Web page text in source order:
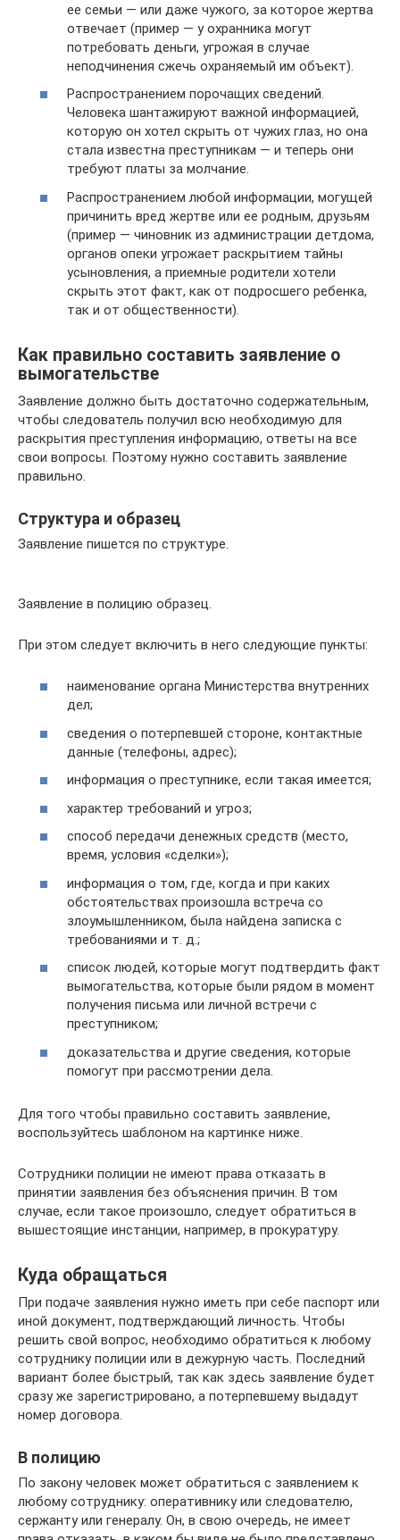
ее семьи — или даже чужого, за которое жертва
отвечает (пример — у охранника могут
потребовать деньги, угрожая в случае
неподчинения сжечь охраняемый им объект).
Распространением порочащих сведений.
Человека шантажируют важной информацией,
которую он хотел скрыть от чужих глаз, но она
стала известна преступникам — и теперь они
требуют платы за молчание.
Распространением любой информации, могущей
причинить вред жертве или ее родным, друзьям
(пример — чиновник из администрации детдома,
органов опеки угрожает раскрытием тайны
усыновления, а приемные родители хотели
скрыть этот факт, как от подросшего ребенка,
так и от общественности).
Как правильно составить заявление о
вымогательстве
Заявление должно быть достаточно содержательным,
чтобы следователь получил всю необходимую для
раскрытия преступления информацию, ответы на все
свои вопросы. Поэтому нужно составить заявление
правильно.
Структура и образец
Заявление пишется по структуре.
Заявление в полицию образец.
При этом следует включить в него следующие пункты:
наименование органа Министерства внутренних
дел;
сведения о потерпевшей стороне, контактные
данные (телефоны, адрес);
информация о преступнике, если такая имеется;
характер требований и угроз;
способ передачи денежных средств (место,
время, условия «сделки»);
информация о том, где, когда и при каких
обстоятельствах произошла встреча со
злоумышленником, была найдена записка с
требованиями и т. д.;
список людей, которые могут подтвердить факт
вымогательства, которые были рядом в момент
получения письма или личной встречи с
преступником;
доказательства и другие сведения, которые
помогут при рассмотрении дела.
Для того чтобы правильно составить заявление,
воспользуйтесь шаблоном на картинке ниже.
Сотрудники полиции не имеют права отказать в
принятии заявления без объяснения причин. В том
случае, если такое произошло, следует обратиться в
вышестоящие инстанции, например, в прокуратуру.
Куда обращаться
При подаче заявления нужно иметь при себе паспорт или
иной документ, подтверждающий личность. Чтобы
решить свой вопрос, необходимо обратиться к любому
сотруднику полиции или в дежурную часть. Последний
вариант более быстрый, так как здесь заявление будет
сразу же зарегистрировано, а потерпевшему выдадут
номер договора.
В полицию
По закону человек может обратиться с заявлением к
любому сотруднику: оперативнику или следователю,
сержанту или генералу. Он, в свою очередь, не имеет